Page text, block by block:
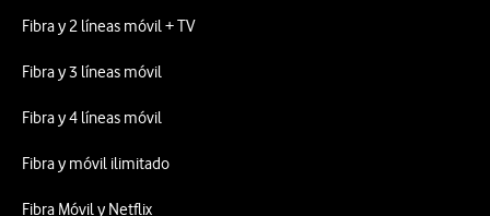
Fibra y 2 líneas móvil + TV
Fibra y 3 líneas móvil
Fibra y 4 líneas móvil
Fibra y móvil ilimitado
Fibra Móvil y Netflix